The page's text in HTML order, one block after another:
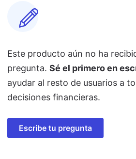
Este producto aún no ha
pregunta. Sé el primero en
ayudar al resto de usuarios a
decisiones financieras.
Escribe tu pregunta